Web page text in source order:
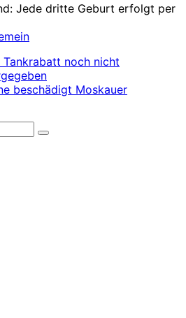
Jede dritte Geburt erfolgt per
Tankrabatt noch nicht
beschädigt Moskauer